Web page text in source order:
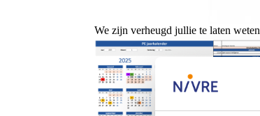
We zijn verheugd jullie te laten